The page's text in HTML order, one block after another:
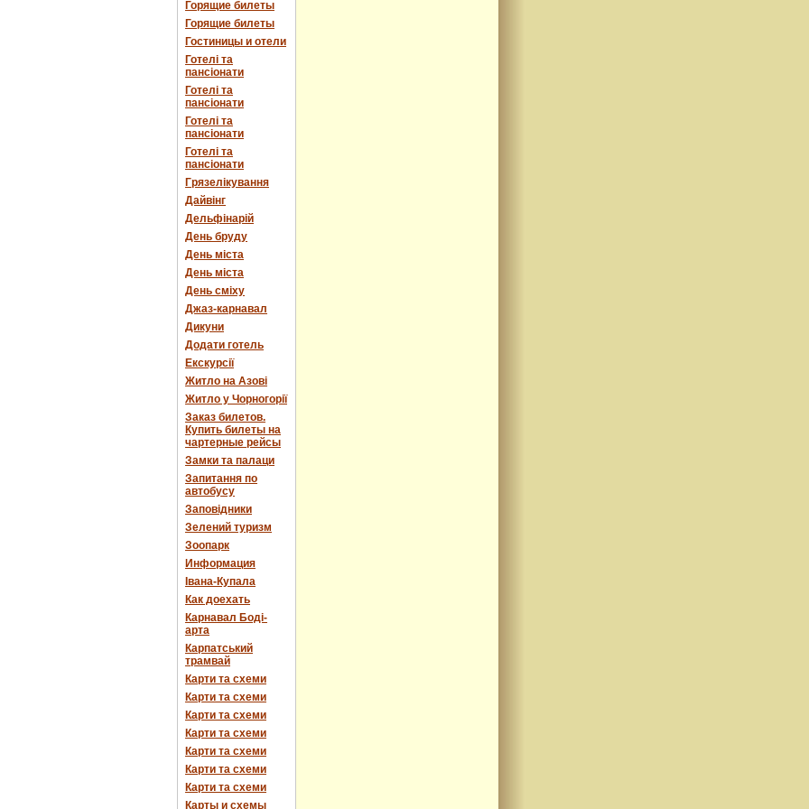
Горящие билеты
Горящие билеты
Гостиницы и отели
Готелі та
пансіонати
Готелі та
пансіонати
Готелі та
пансіонати
Готелі та
пансіонати
Грязелікування
Дайвінг
Дельфінарій
День бруду
День міста
День міста
День сміху
Джаз-карнавал
Дикуни
Додати готель
Екскурсії
Житло на Азові
Житло у Чорногорії
Заказ билетов.
Купить билеты на
чартерные рейсы
Замки та палаци
Запитання по
автобусу
Заповідники
Зелений туризм
Зоопарк
Информация
Івана-Купала
Как доехать
Карнавал Боді-
арта
Карпатський
трамвай
Карти та схеми
Карти та схеми
Карти та схеми
Карти та схеми
Карти та схеми
Карти та схеми
Карти та схеми
Карты и схемы